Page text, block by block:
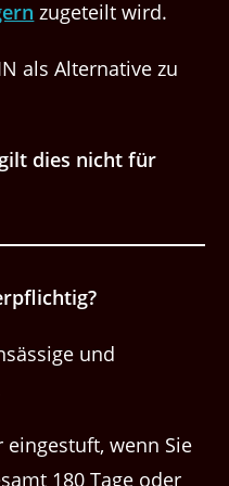
zugeteilt wird.
als Alternative zu
dies nicht für
und
eingestuft, wenn Sie
180 Tage oder